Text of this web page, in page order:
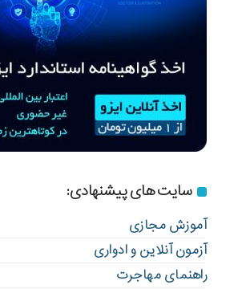
سایت های پیشنهادی:
آموزش مجازی
آزمون آنلاین و ادواری
راهنمای مهاجرت